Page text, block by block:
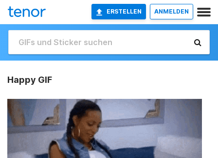
ERSTELLEN ANMELDEN
Happy GIF